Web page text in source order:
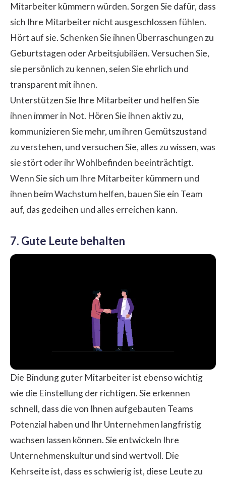
Mitarbeiter kümmern würden. Sorgen Sie dafür, dass
sich Ihre Mitarbeiter nicht ausgeschlossen fühlen.
Hört auf sie. Schenken Sie ihnen Überraschungen zu
Geburtstagen oder Arbeitsjubiläen. Versuchen Sie,
sie persönlich zu kennen, seien Sie ehrlich und
transparent mit ihnen.
Unterstützen Sie Ihre Mitarbeiter und helfen Sie
ihnen immer in Not. Hören Sie ihnen aktiv zu,
kommunizieren Sie mehr, um ihren Gemütszustand
zu verstehen, und versuchen Sie, alles zu wissen, was
sie stört oder ihr Wohlbefinden beeinträchtigt.
Wenn Sie sich um Ihre Mitarbeiter kümmern und
ihnen beim Wachstum helfen, bauen Sie ein Team
auf, das gedeihen und alles erreichen kann.
7. Gute Leute behalten
Die Bindung guter Mitarbeiter ist ebenso wichtig
wie die Einstellung der richtigen. Sie erkennen
schnell, dass die von Ihnen aufgebauten Teams
Potenzial haben und Ihr Unternehmen langfristig
wachsen lassen können. Sie entwickeln Ihre
Unternehmenskultur und sind wertvoll. Die
Kehrseite ist, dass es schwierig ist, diese Leute zu